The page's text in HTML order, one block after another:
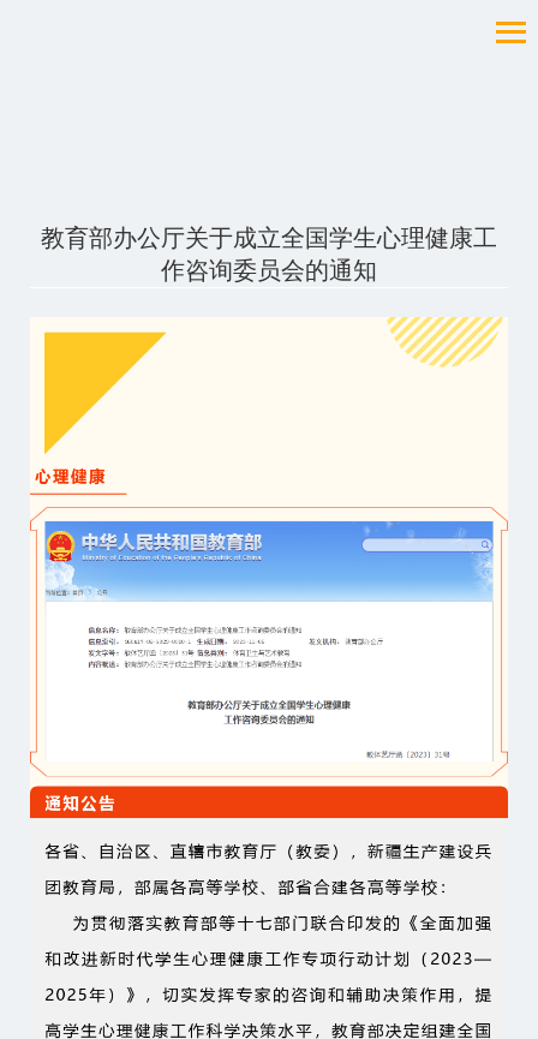
教育部办公厅关于成立全国学生心理健康工
作咨询委员会的通知